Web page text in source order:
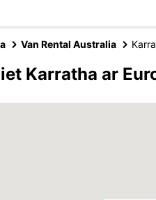
Van Rental Australia
Karratha ar